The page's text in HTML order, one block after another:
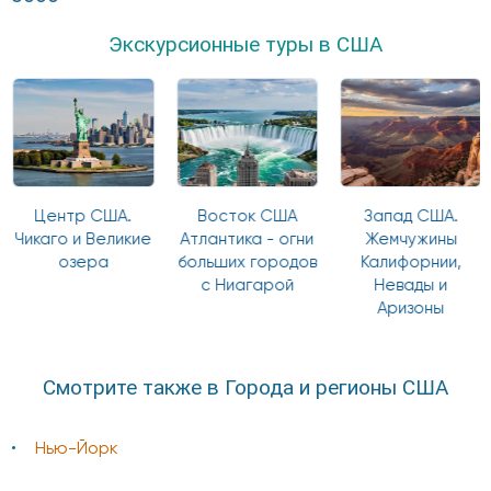
Экскурсионные туры в США
Центр США.
Чикаго и Великие
озера
Восток США
Атлантика - огни
больших городов
с Ниагарой
Запад США.
Жемчужины
Калифорнии,
Невады и
Аризоны
Смотрите также в Города и регионы США
Нью-Йорк